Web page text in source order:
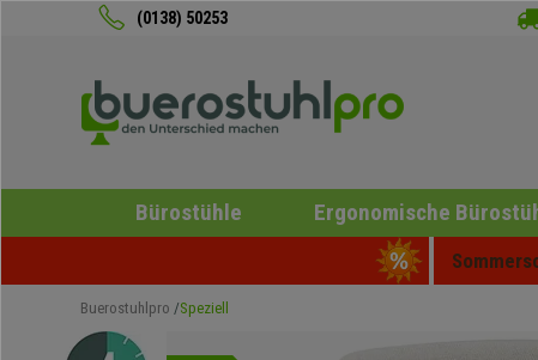
(0138) 50253
Bürostühle Ergonomische
Buerostuhlpro Speziell